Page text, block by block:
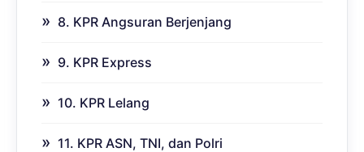
8. KPR Angsuran Berjenjang
9. KPR Express
10. KPR Lelang
11. KPR ASN, TNI, dan Polri